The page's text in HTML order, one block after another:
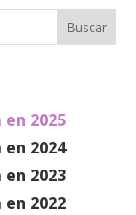
2025
2024
2023
2022